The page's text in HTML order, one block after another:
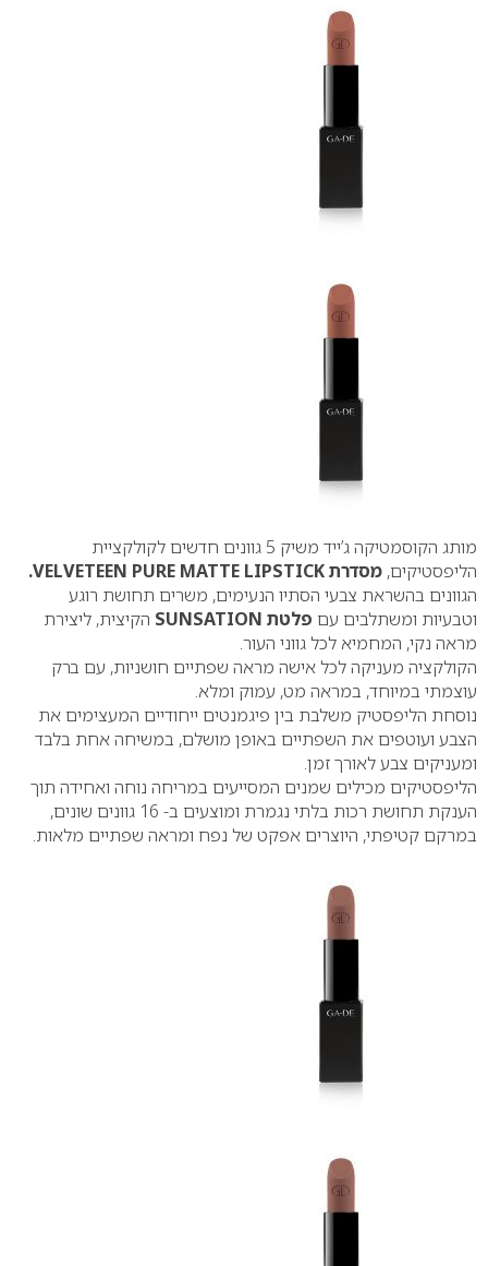
מותג הקוסמטיקה ג’ייד משיק 5 גוונים חדשים לקולקציית
הליפסטיקים, מסדרת VELVETEEN PURE MATTE LIPSTICK.
הגוונים בהשראת צבעי הסתיו הנעימים, משרים תחושת רוגע
וטבעיות ומשתלבים עם פלטת SUNSATION
הקיצית, ליצירת
מראה נקי, המחמיא לכל גווני העור.
הקולקציה מעניקה לכל אישה מראה שפתיים חושניות, עם ברק
עוצמתי במיוחד, במראה מט, עמוק ומלא.
נוסחת הליפסטיק משלבת בין פיגמנטים ייחודיים המעצימים את
הצבע ועוטפים את השפתיים באופן מושלם, במשיחה אחת בלבד
ומעניקים צבע לאורך זמן.
הליפסטיקים מכילים שמנים המסייעים במריחה נוחה ואחידה תוך
הענקת תחושת רכות בלתי נגמרת ומוצעים ב- 16 גוונים שונים,
במרקם קטיפתי, היוצרים אפקט של נפח ומראה שפתיים מלאות.